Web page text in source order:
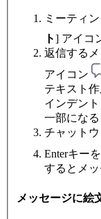
ミーティ
ト] アイコ
返信する
アイコン
テキスト
インデン
一部になる
チャット
Enterキー
するとメッ
メッセージに絵